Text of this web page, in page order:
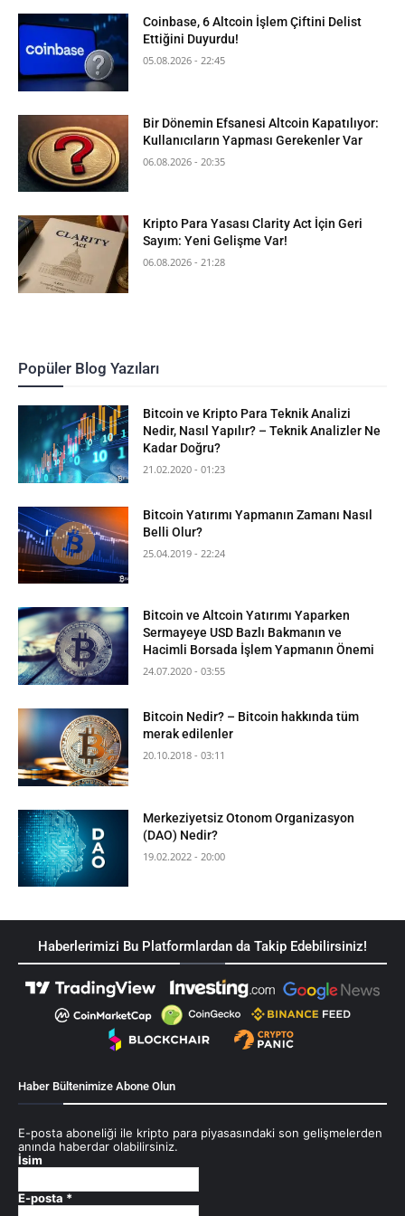
Coinbase, 6 Altcoin İşlem Çiftini Delist
Ettiğini Duyurdu!
05.08.2026 - 22:45
Bir Dönemin Efsanesi Altcoin Kapatılıyor:
Kullanıcıların Yapması Gerekenler Var
06.08.2026 - 20:35
Kripto Para Yasası Clarity Act İçin Geri
Sayım: Yeni Gelişme Var!
06.08.2026 - 21:28
Popüler Blog Yazıları
Bitcoin ve Kripto Para Teknik Analizi
Nedir, Nasıl Yapılır? – Teknik Analizler Ne
Kadar Doğru?
21.02.2020 - 01:23
Bitcoin Yatırımı Yapmanın Zamanı Nasıl
Belli Olur?
25.04.2019 - 22:24
Bitcoin ve Altcoin Yatırımı Yaparken
Sermayeye USD Bazlı Bakmanın ve
Hacimli Borsada İşlem Yapmanın Önemi
24.07.2020 - 03:55
Bitcoin Nedir? – Bitcoin hakkında tüm
merak edilenler
20.10.2018 - 03:11
Merkeziyetsiz Otonom Organizasyon
(DAO) Nedir?
19.02.2022 - 20:00
Haberlerimizi Bu Platformlardan da Takip Edebilirsiniz!
Haber Bültenimize Abone Olun
E-posta aboneliği ile kripto para piyasasındaki son gelişmelerden
anında haberdar olabilirsiniz.
İsim
E-posta *